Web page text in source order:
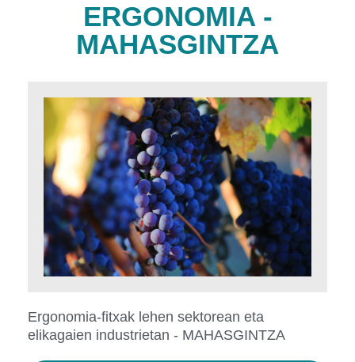
ERGONOMIA -
MAHASGINTZA
Ergonomia-fitxak lehen sektorean eta
elikagaien industrietan - MAHASGINTZA